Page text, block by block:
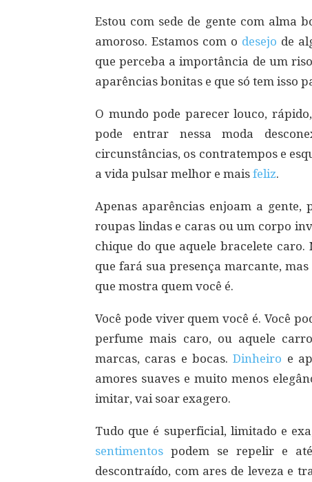
Estou com sede de gente com alma
amoroso. Estamos com o desejo de
que perceba a importância de um
aparências bonitas e que só tem isso
O mundo pode parecer louco,
pode entrar nessa moda
circunstâncias, os contratempos e
a vida pulsar melhor e mais feliz.
Apenas aparências enjoam a
roupas lindas e caras ou um corpo
chique do que aquele bracelete
que fará sua presença marcante,
que mostra quem você é.
Você pode viver quem você é. Você
perfume mais caro, ou aquele
marcas, caras e bocas.Dinheiro e
amores suaves e muito menos
imitar, vai soar exagero.
Tudo que é superficial, limitado e
sentimentos podem se repelir e
descontraído, com ares de leveza e